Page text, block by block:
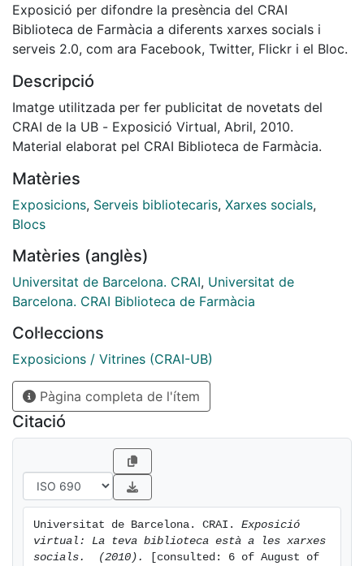
Exposició per difondre la presència del CRAI
Biblioteca de Farmàcia a diferents xarxes socials i
serveis 2.0, com ara Facebook, Twitter, Flickr i el Bloc.
Descripció
Imatge utilitzada per fer publicitat de novetats del
CRAI de la UB - Exposició Virtual, Abril, 2010.
Material elaborat pel CRAI Biblioteca de Farmàcia.
Matèries
Exposicions, Serveis bibliotecaris, Xarxes socials,
Blocs
Matèries (anglès)
Universitat de Barcelona. CRAI, Universitat de
Barcelona. CRAI Biblioteca de Farmàcia
Col·leccions
Exposicions / Vitrines (CRAI-UB)
Pàgina completa de l'ítem
Citació
Universitat de Barcelona. CRAI. Exposició
virtual: La teva biblioteca està a les xarxes
socials.  (2010).
[consulted: 6 of August of